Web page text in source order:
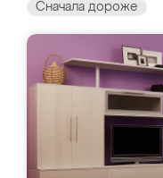
Сначала дороже